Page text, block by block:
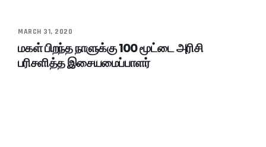
MARCH 31, 2020
மகள் பிறந்த நாளுக்கு 100 மூட்டை அரிசி
பரிசளித்த இசையமைப்பாளர்